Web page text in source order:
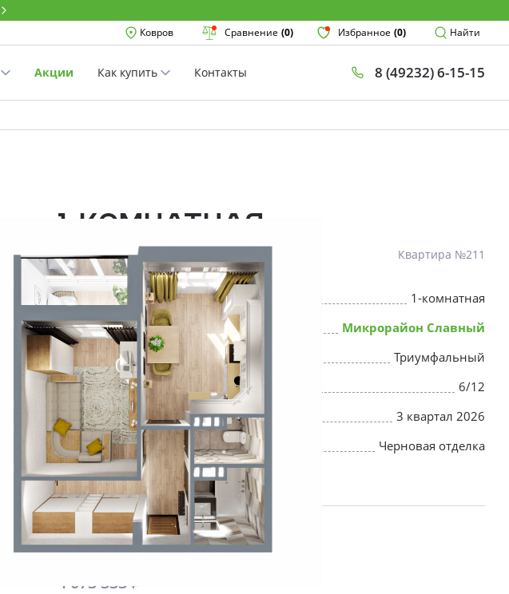
Ковров Сравнение (0) Избранное (0) Найти
Акции Как купить Контакты 8 (49232) 6-15-15
×
Поиск
1-комнатная
40.37 м² Квартира №211
Комнатность 1-комнатная
Проект Микрорайон Славный
Триумфальный
Этаж 6/12
Срок сдачи 3 квартал 2026
Отделка Черновая отделка
Дополнительно
Цена со скидкой *
3 869 666 ₽
4 073 333 ₽
* Скидки предоставляются в